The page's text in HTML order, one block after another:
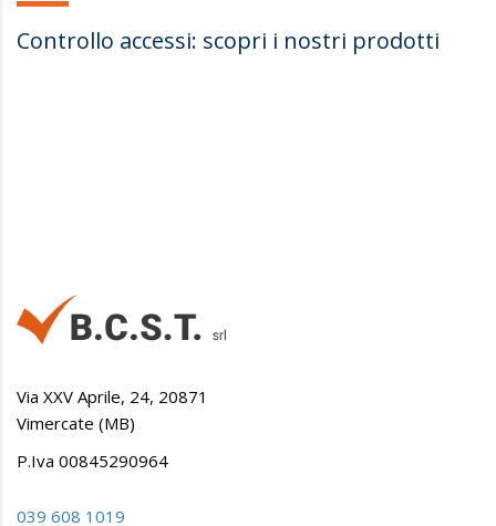
Controllo accessi: scopri i nostri prodotti
Via XXV Aprile, 24, 20871
Vimercate (MB)
P.Iva 00845290964
039 608 1019